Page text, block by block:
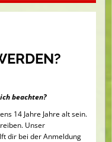
beachten?
14 Jahre Jahre alt sein.
Unser
dir bei der Anmeldung